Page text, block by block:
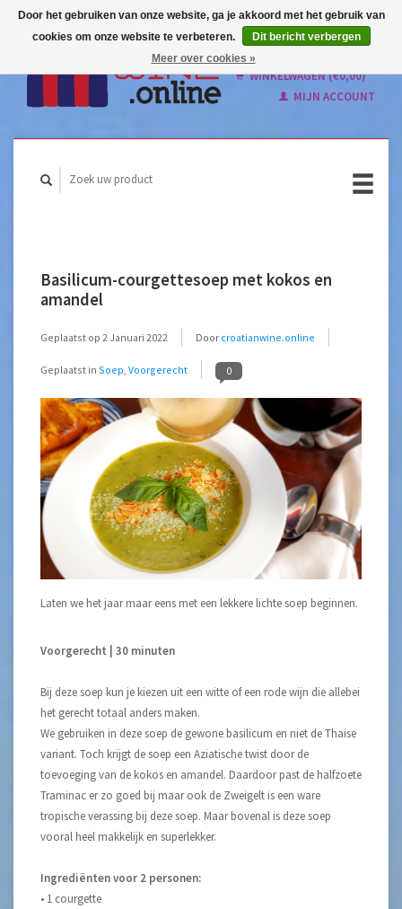
Nederlands
WINKELWAGEN (€0,00)
MIJN ACCOUNT
Basilicum-courgettesoep met kokos en
amandel
Geplaatst op 2 Januari 2022 Door croatianwine.online
Geplaatst in Soep, Voorgerecht 0
Laten we het jaar maar eens met een lekkere lichte soep beginnen.
Voorgerecht | 30 minuten
Bij deze soep kun je kiezen uit een witte of een rode wijn die allebei
het gerecht totaal anders maken.
We gebruiken in deze soep de gewone basilicum en niet de Thaise
variant. Toch krijgt de soep een Aziatische twist door de
toevoeging van de kokos en amandel. Daardoor past de halfzoete
Traminac er zo goed bij maar ook de Zweigelt is een ware
tropische verassing bij deze soep. Maar bovenal is deze soep
vooral heel makkelijk en superlekker.
Ingrediënten voor 2 personen:
• 1 courgette
Door het gebruiken van onze website, ga je akkoord met het gebruik van
cookies om onze website te verbeteren.
Dit bericht verbergen
Meer over cookies »